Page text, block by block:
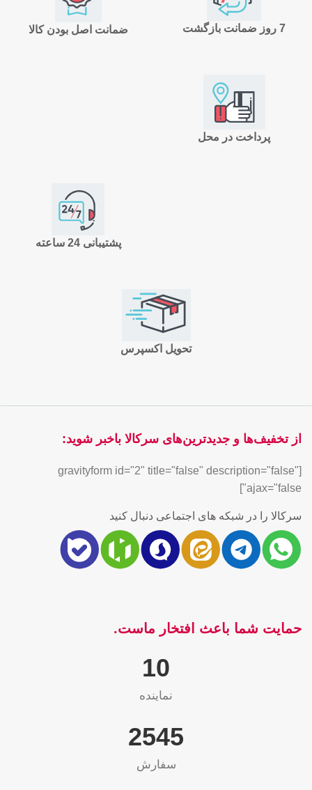
ضمانت اصل بودن کالا 7 روز ضمانت بازگشت
پرداخت در محل
پشتیبانی 24 ساعته
تحویل اکسپرس
از تخفیف‌ها و جدیدترین‌های سرکالا باخبر شوید:
[gravityform id="2" title="false" description="false"
ajax="false"]
سرکالا را در شبکه های اجتماعی دنبال کنید
حمایت شما باعث افتخار ماست.
10
نماینده
2565
سفارش